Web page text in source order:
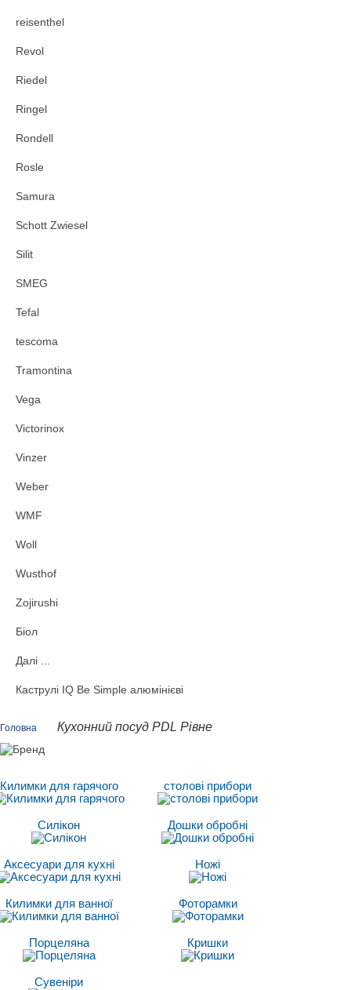
reisenthel
Revol
Riedel
Ringel
Rondell
Rosle
Samura
Schott Zwiesel
Silit
SMEG
Tefal
tescoma
Tramontina
Vega
Victorinox
Vinzer
Weber
WMF
Woll
Wusthof
Zojirushi
Біол
Далі ...
Каструлі IQ Be Simple алюмінієві
Головна Кухонний посуд PDL Рівне
Килимки для гарячого столові прибори
Силікон Дошки обробні
Аксесуари для кухні Ножі
Килимки для ванної Фоторамки
Порцеляна Кришки
Сувеніри